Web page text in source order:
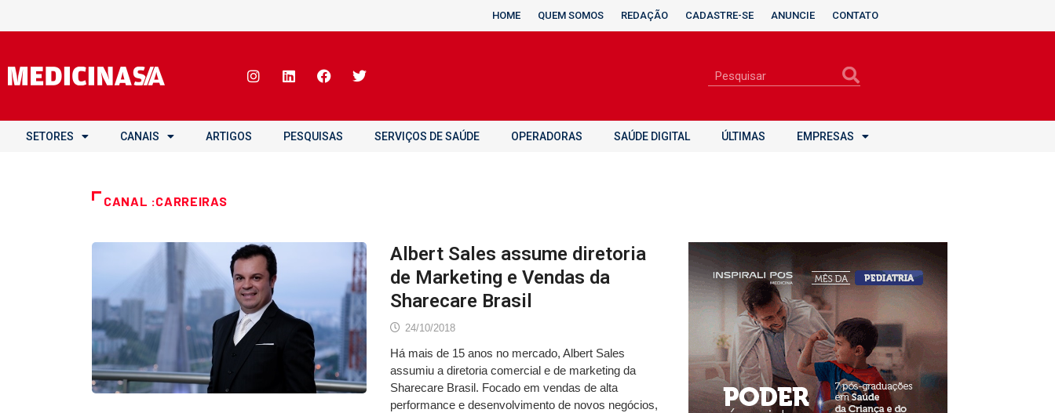
HOME QUEM SOMOS REDAÇÃO CADASTRE-SE ANUNCIE CONTATO
SETORES CANAIS ARTIGOS PESQUISAS SERVIÇOS DE SAÚDE OPERADORAS SAÚDE DIGITAL ÚLTIMAS EMPRESAS
CANAL :CARREIRAS
Albert Sales assume diretoria
de Marketing e Vendas da
Sharecare Brasil
24/10/2018
Há mais de 15 anos no mercado, Albert Sales
assumiu a diretoria comercial e de marketing da
Sharecare Brasil. Focado em vendas de alta
performance e desenvolvimento de novos negócios,